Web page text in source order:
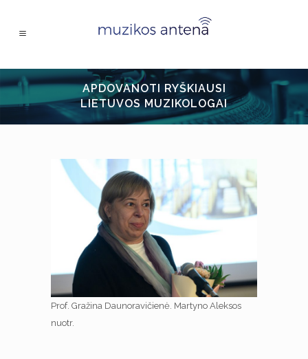
APDOVANOTI RYŠKIAUSI
LIETUVOS MUZIKOLOGAI
Prof. Gražina Daunoravičienė. Martyno Aleksos
nuotr.